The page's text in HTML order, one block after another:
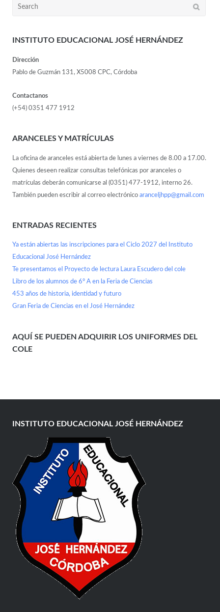
INSTITUTO EDUCACIONAL JOSÉ HERNÁNDEZ
Dirección
Pablo de Guzmán 131, X5008 CPC, Córdoba
Contactanos
(+54) 0351 477 1912
ARANCELES Y MATRÍCULAS
La oficina de aranceles está abierta de lunes a viernes de 8.00 a 17.00.
Quienes deseen realizar consultas telefónicas por aranceles o
matrículas deberán comunicarse al (0351) 477-1912, interno 26.
También pueden escribir al correo electrónico aranceljhpp@gmail.com
ENTRADAS RECIENTES
Ya están abiertas las inscripciones para el Ciclo 2027 del Instituto
Educacional José Hernández
Te presentamos el Proyecto de lectura Laura Escudero del cole
Libro de los alumnos de 6° A en la Feria de Ciencias
453 años de historia, identidad y futuro
Gran Feria de Ciencias en el José Hernández
AQUÍ SE PUEDEN ADQUIRIR LOS UNIFORMES DEL
COLE
INSTITUTO EDUCACIONAL JOSÉ HERNÁNDEZ